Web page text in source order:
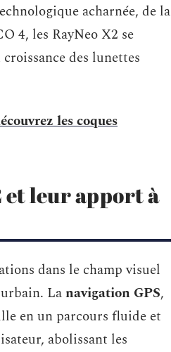
acharnée, de la
4, les RayNeo X2 se
des lunettes
les coques
et leur apport à
dans le champ visuel
Lanavigation GPS,
en un parcours fluide et
abolissant les